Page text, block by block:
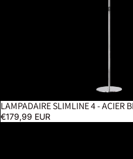
LAMPADAIRE SLIMLINE 4 - ACIER
€179,99 EUR